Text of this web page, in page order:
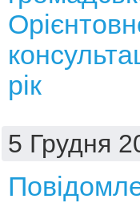
рік
5 Грудня